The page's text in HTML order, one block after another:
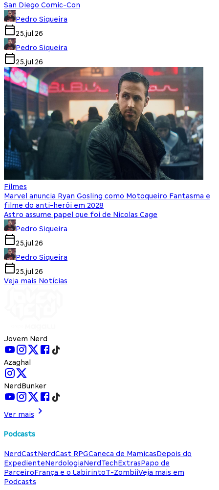
San Diego Comic-Con
Pedro Siqueira
25.jul.26
Pedro Siqueira
25.jul.26
Filmes
Marvel anuncia Ryan Gosling como Motoqueiro Fantasma e
filme do anti-herói em 2028
Astro assume papel que foi de Nicolas Cage
Pedro Siqueira
25.jul.26
Pedro Siqueira
25.jul.26
Veja mais Notícias
Jovem Nerd
Azaghal
NerdBunker
Ver mais
Podcasts
NerdCastNerdCast RPGCaneca de MamicasDepois do
ExpedienteNerdologiaNerdTechExtrasPapo de
ParceiroFrança e o LabirintoT-ZombiiVeja mais em
Podcasts